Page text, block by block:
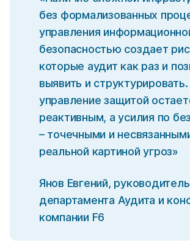
без формализованных
управления
безопасностью создает
которые аудит как раз и
выявить и
управление защитой
реактивным, а усилия по
– точечными и
реальной картиной угроз»
Янов Евгений, руководитель
департамента Аудита и
компании F6